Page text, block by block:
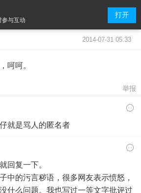
参与互动
打开
2014-07-31 05:33
呵呵。
举报
就是骂人的匿名者
回复一下。
中的污言秽语，很多网友表示愤怒，
什么问题。我也写过一等文字批评过